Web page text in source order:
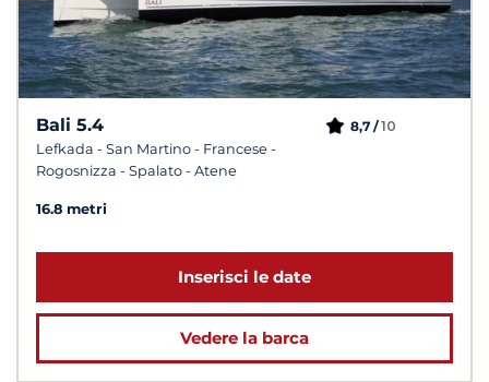
Bali 5.4
Lefkada - San Martino - Francese -
Rogosnizza - Spalato - Atene
8,7 /10
16.8 metri
Inserisci le date
Vedere la barca